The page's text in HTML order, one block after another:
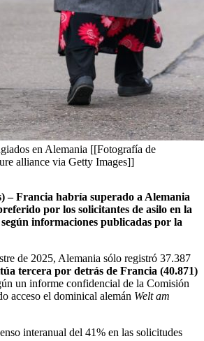
en Alemania [[Fotografía de
alliance via Getty Images]]
– Francia habría superado a Alemania
por los solicitantes de asilo en la
informaciones publicadas por la
de 2025, Alemania sólo registró 37.387
tercera por detrás de Francia (40.871)
un informe confidencial de la Comisión
acceso el dominical alemán Welt am
interanual del 41% en las solicitudes